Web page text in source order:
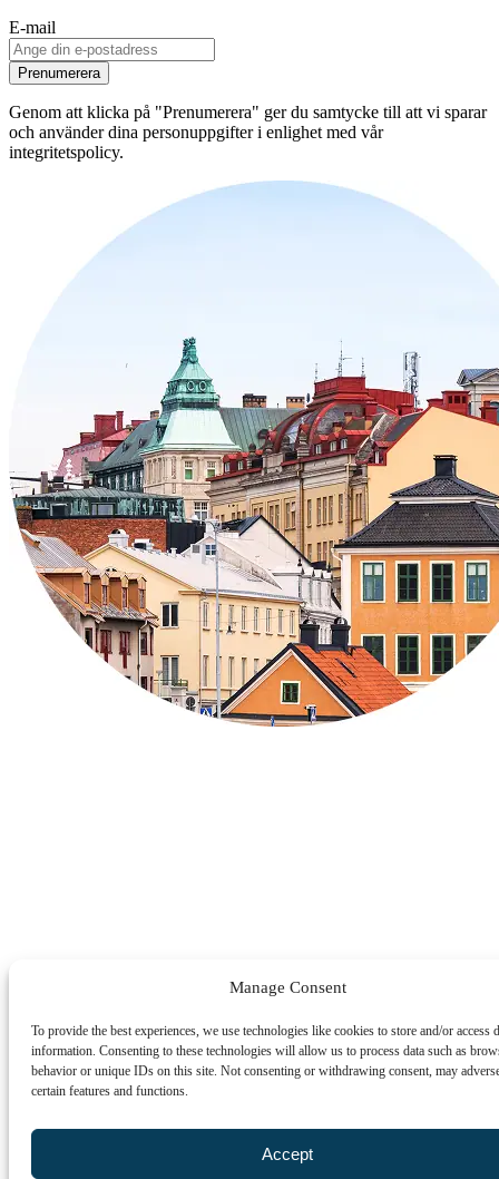
Manage Consent
To provide the best experiences, we use technologies like cookies to store and/or access
information. Consenting to these technologies will allow us to process data such as
behavior or unique IDs on this site. Not consenting or withdrawing consent, may
certain features and functions.
Accept
E-mail
Prenumerera
Genom att klicka på "Prenumerera" ger du samtycke till att vi sparar
och använder dina personuppgifter i enlighet med vår
integritetspolicy.